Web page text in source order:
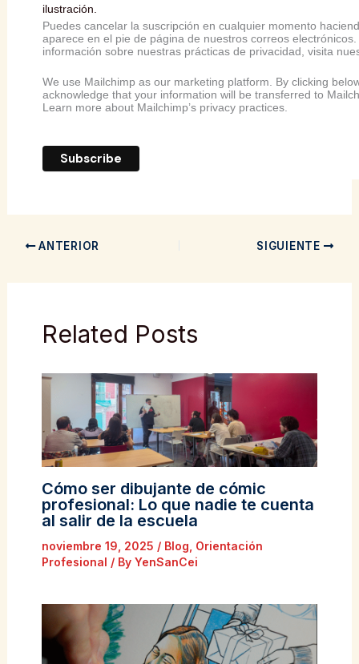
ilustración.
Puedes cancelar la suscripción en cualquier momento
aparece en el pie de página de nuestros correos
información sobre nuestras prácticas de privacidad, visita
We use Mailchimp as our marketing platform. By clicking
acknowledge that your information will be transferred to
Learn more about Mailchimp’s privacy practices.
ANTERIOR SIGUIENTE
Related Posts
Cómo ser dibujante de cómic
profesional: Lo que nadie te cuenta
al salir de la escuela
noviembre 19, 2025 / Blog Orientación
Profesional / By YenSanCei